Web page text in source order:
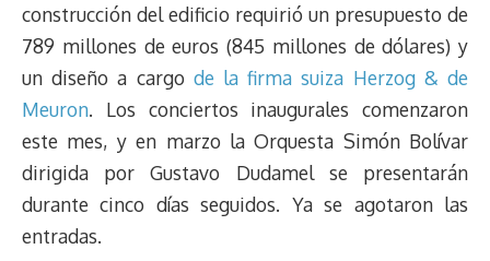
construcción del edificio requirió un presupuesto de
789 millones de euros (845 millones de dólares) y
un diseño a cargo de la firma suiza Herzog & de
Meuron. Los conciertos inaugurales comenzaron
este mes, y en marzo la Orquesta Simón Bolívar
dirigida por Gustavo Dudamel se presentarán
durante cinco días seguidos. Ya se agotaron las
entradas.